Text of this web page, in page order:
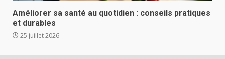
Améliorer sa santé au quotidien : conseils pratiques
et durables
25 juillet 2026